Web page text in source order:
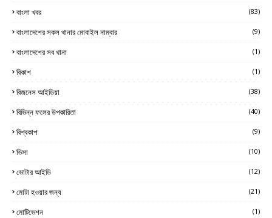
বাংলা খবর (83)
বাংলাদেশের সকল থানার মোবাইল নাম্বার (9)
বাংলাদেশের সব থানা (1)
বিকাশ (1)
বিজনেস আইডিয়া (38)
বিভিন্ন ফলের উপকারিতা (40)
বিশ্বকাপ (9)
ভিসা (10)
ভোটার আইডি (12)
মোটা হওয়ার জন্য (21)
মোটিভেশন (1)